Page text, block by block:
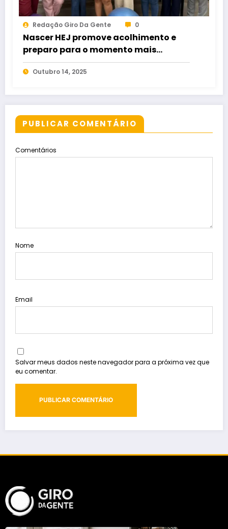
Redação Giro Da Gente 0
Nascer HEJ promove acolhimento e
preparo para o momento mais
esperado da maternidade
Outubro 14, 2025
PUBLICAR COMENTÁRIO
Comentários
Nome
Email
Salvar meus dados neste navegador para a próxima vez que
eu comentar.